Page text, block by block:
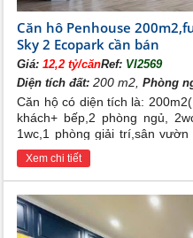
Căn hô Penhouse
Sky 2 Ecopark cần bán
Giá:12,2 tỷ/cănRef: VI2569
Diện tích đất: 200 m2,Phòng
Căn hộ có diện tích là:
khách+ bếp,2 phòng ngủ,
1wc,1 phòng giải trí,sân
Nội thất bên trong đã được
phòng( đẹp và cao cấp),
cá nhân vào ở. Tiện ích xung
tốt, bảo vệ 24/24h
Xem chi tiết